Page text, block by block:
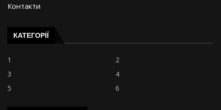
Контакти
КАТЕГОРІЇ
1
2
3
4
5
6